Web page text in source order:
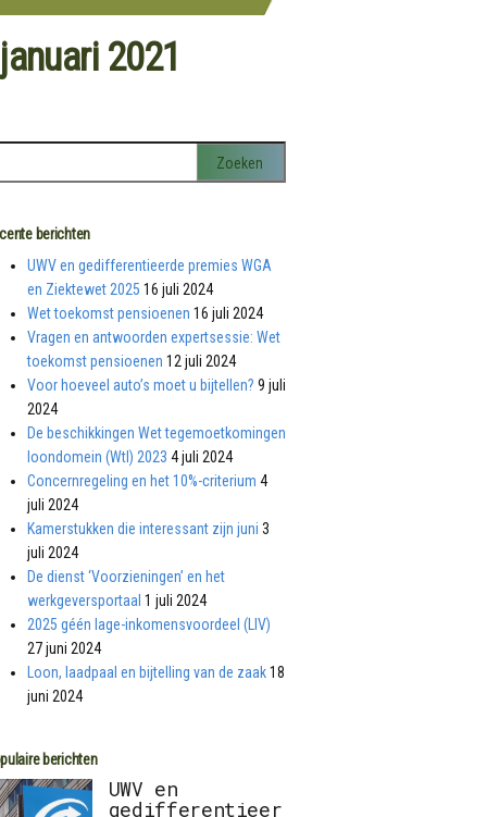
2021
berichten
UWV en gedifferentieerde premies WGA
en Ziektewet 2025 16 juli 2024
Wet toekomst pensioenen 16 juli 2024
Vragen en antwoorden expertsessie: Wet
toekomst pensioenen 12 juli 2024
Voor hoeveel auto’s moet u bijtellen? 9 juli
2024
De beschikkingen Wet tegemoetkomingen
loondomein (Wtl) 2023 4 juli 2024
Concernregeling en het 10%-criterium 4
juli 2024
Kamerstukken die interessant zijn juni 3
juli 2024
De dienst ‘Voorzieningen’ en het
werkgeversportaal 1 juli 2024
2025 géén lage-inkomensvoordeel (LIV)
27 juni 2024
Loon, laadpaal en bijtelling van de zaak 18
juni 2024
berichten
UWV en
gedifferentieer